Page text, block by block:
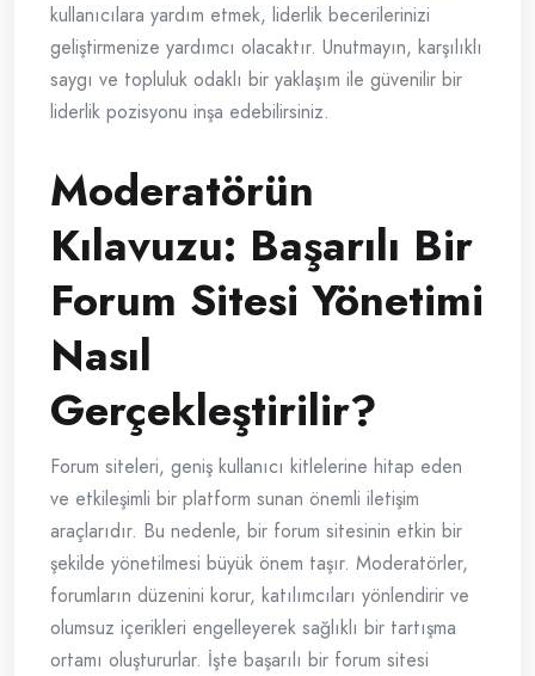
kullanıcılara yardım etmek, liderlik becerilerinizi
geliştirmenize yardımcı olacaktır. Unutmayın, karşılıklı
saygı ve topluluk odaklı bir yaklaşım ile güvenilir bir
liderlik pozisyonu inşa edebilirsiniz.
Moderatörün
Kılavuzu: Başarılı Bir
Forum Sitesi Yönetimi
Nasıl
Gerçekleştirilir?
Forum siteleri, geniş kullanıcı kitlelerine hitap eden
ve etkileşimli bir platform sunan önemli iletişim
araçlarıdır. Bu nedenle, bir forum sitesinin etkin bir
şekilde yönetilmesi büyük önem taşır. Moderatörler,
forumların düzenini korur, katılımcıları yönlendirir ve
olumsuz içerikleri engelleyerek sağlıklı bir tartışma
ortamı oluştururlar. İşte başarılı bir forum sitesi